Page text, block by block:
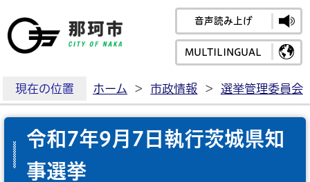
那珂市公式ホームペ
音声読み上げ
MULTILINGUAL
現在の位置 ホーム > 市政情報 > 選挙管理委員会
令和7年9月7日執行茨城県知
事選挙